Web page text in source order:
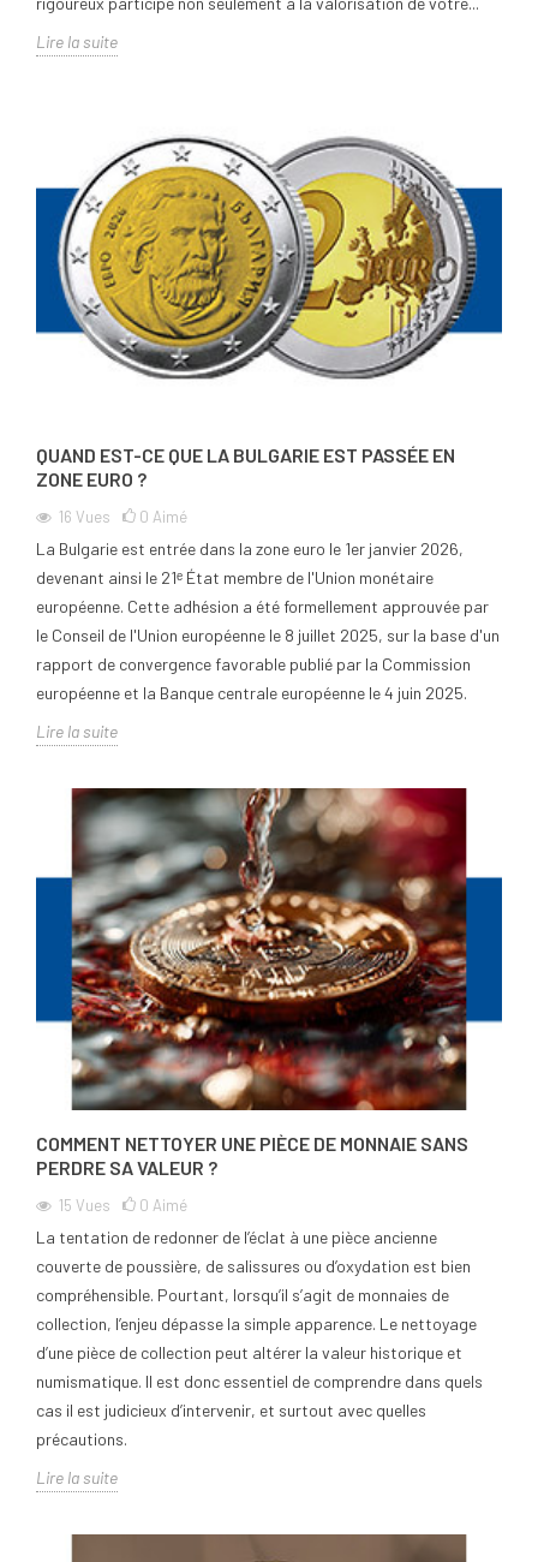
Lire la suite
QUAND EST-CE QUE LA BULGARIE EST PASSÉE EN
ZONE EURO ?
16 Vues 0 Aimé
La Bulgarie est entrée dans la zone euro le 1er janvier 2026,
devenant ainsi le 21ᵉ État membre de l'Union monétaire
européenne. Cette adhésion a été formellement approuvée par
le Conseil de l'Union européenne le 8 juillet 2025, sur la base d'un
rapport de convergence favorable publié par la Commission
européenne et la Banque centrale européenne le 4 juin 2025.
Lire la suite
COMMENT NETTOYER UNE PIÈCE DE MONNAIE SANS
PERDRE SA VALEUR ?
15 Vues 0 Aimé
La tentation de redonner de l’éclat à une pièce ancienne
couverte de poussière, de salissures ou d’oxydation est bien
compréhensible. Pourtant, lorsqu’il s’agit de monnaies de
collection, l’enjeu dépasse la simple apparence. Le nettoyage
d’une pièce de collection peut altérer la valeur historique et
numismatique. Il est donc essentiel de comprendre dans quels
cas il est judicieux d’intervenir, et surtout avec quelles
précautions.
Lire la suite